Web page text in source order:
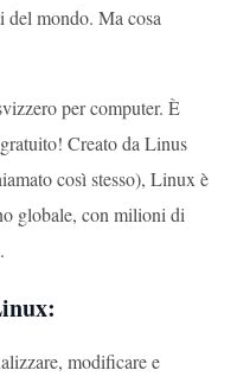
mondo. Ma cosa
per computer. È
Creato da Linus
così stesso), Linux è
globale, con milioni di
modificare e